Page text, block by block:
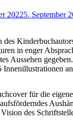
20225. September
des
in enger
Aussehen
Innenillustrationen
für die
des